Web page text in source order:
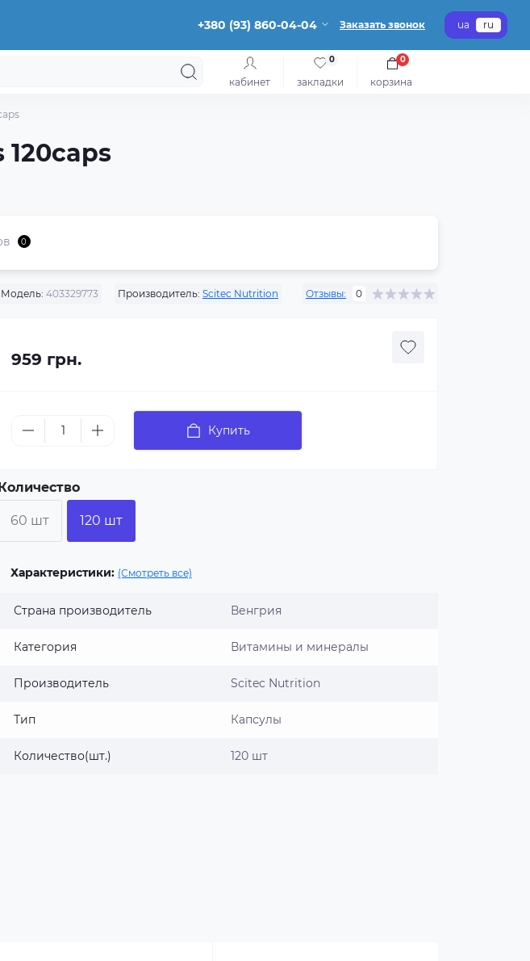
+380 (93) 860-04-04 Заказать звонок ua ru
кабинет закладки
0
корзина
0
0
Модель: 403329773 Производитель: Scitec Nutrition Отзывы: 0
959 грн.
Купить
60 шт 120 шт
Характеристики: (Смотреть все)
Страна производитель Венгрия
Категория Витамины и минералы
Производитель Scitec Nutrition
Тип Капсулы
Количество(шт.) 120 шт